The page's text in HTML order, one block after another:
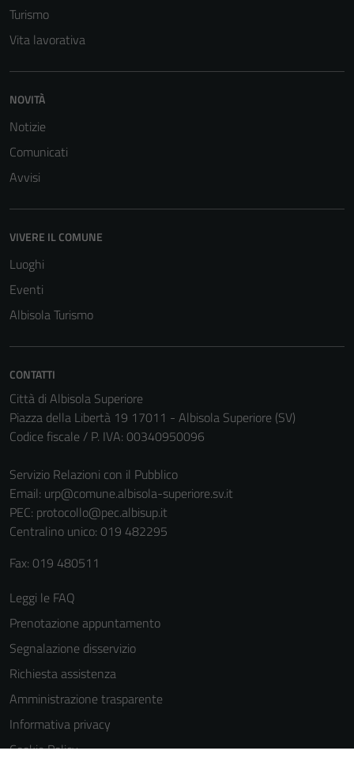
Turismo
Vita lavorativa
NOVITÀ
Notizie
Comunicati
Avvisi
VIVERE IL COMUNE
Luoghi
Eventi
Albisola Turismo
CONTATTI
Città di Albisola Superiore
Piazza della Libertà 19 17011 - Albisola Superiore (SV)
Codice fiscale / P. IVA: 00340950096
Servizio Relazioni con il Pubblico
Email: urp@comune.albisola-superiore.sv.it
PEC: protocollo@pec.albisup.it
Centralino unico: 019 482295
Fax: 019 480511
Leggi le FAQ
Prenotazione appuntamento
Segnalazione disservizio
Richiesta assistenza
Amministrazione trasparente
Informativa privacy
Cookie Policy